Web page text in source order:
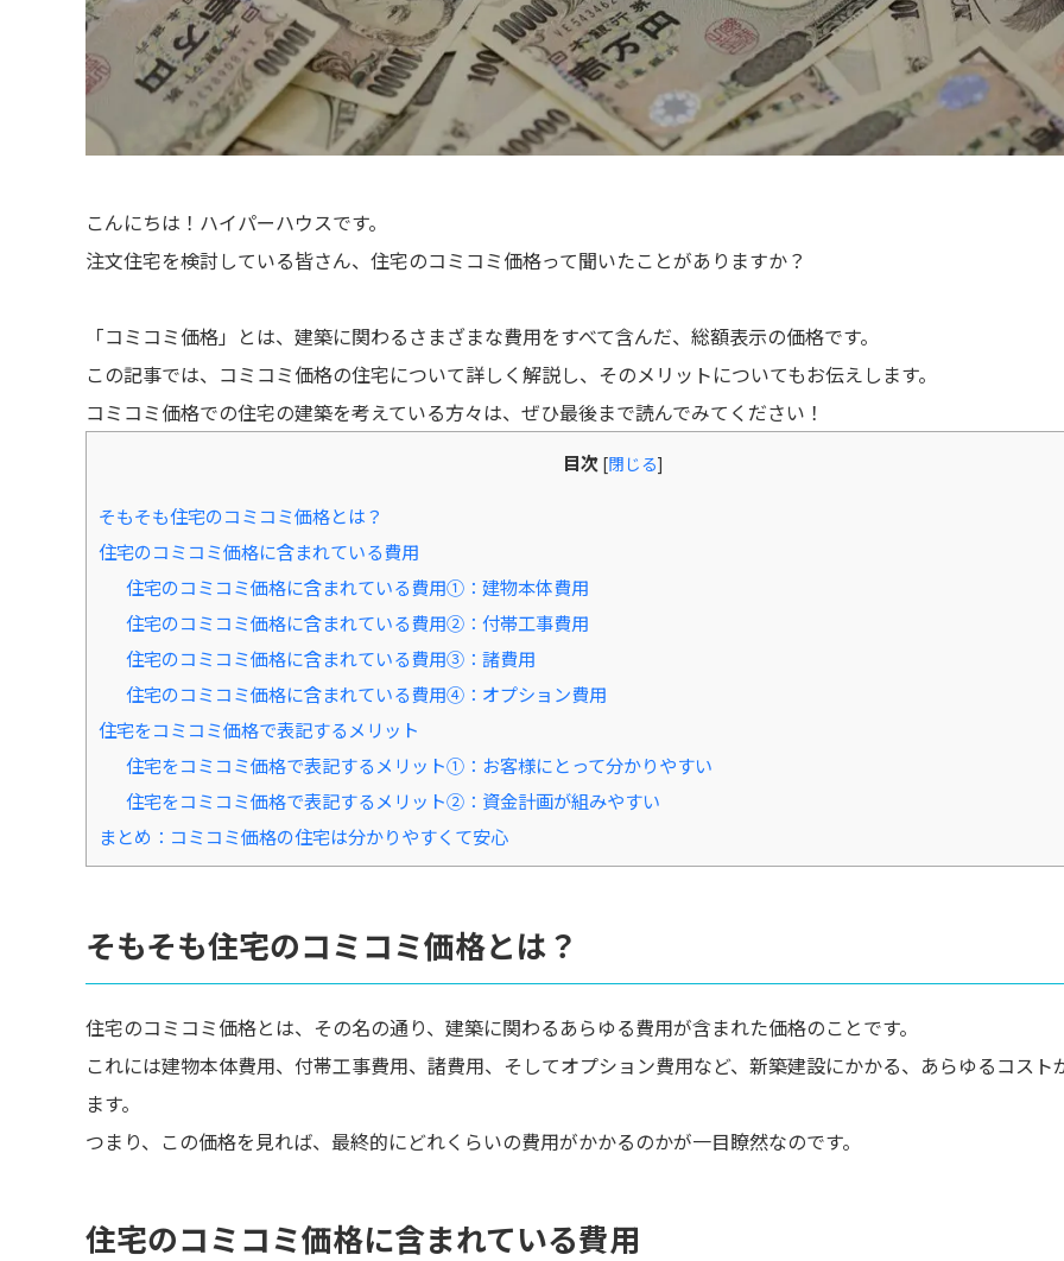
こんにちは！ハイパーハウスです。
注文住宅を検討している皆さん、住宅のコミコミ価格って聞いたことがありますか？
「コミコミ価格」とは、建築に関わるさまざまな費用をすべて含んだ、総額表示の価格です。
この記事では、コミコミ価格の住宅について詳しく解説し、そのメリットについてもお伝えします。
コミコミ価格での住宅の建築を考えている方々は、ぜひ最後まで読んでみてください！
目次 [閉じる]
そもそも住宅のコミコミ価格とは？
住宅のコミコミ価格に含まれている費用
住宅のコミコミ価格に含まれている費用①：建物本体費用
住宅のコミコミ価格に含まれている費用②：付帯工事費用
住宅のコミコミ価格に含まれている費用③：諸費用
住宅のコミコミ価格に含まれている費用④：オプション費用
住宅をコミコミ価格で表記するメリット
住宅をコミコミ価格で表記するメリット①：お客様にとって分かりやすい
住宅をコミコミ価格で表記するメリット②：資金計画が組みやすい
まとめ：コミコミ価格の住宅は分かりやすくて安心
そもそも住宅のコミコミ価格とは？
住宅のコミコミ価格とは、その名の通り、建築に関わるあらゆる費用が含まれた価格のことです。
これには建物本体費用、付帯工事費用、諸費用、そしてオプション費用など、新築建設にかかる、あらゆるコスト
ます。
つまり、この価格を見れば、最終的にどれくらいの費用がかかるのかが一目瞭然なのです。
住宅のコミコミ価格に含まれている費用